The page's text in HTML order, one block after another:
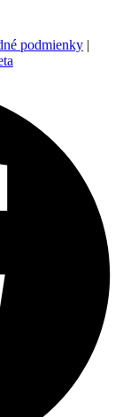
podmienky |